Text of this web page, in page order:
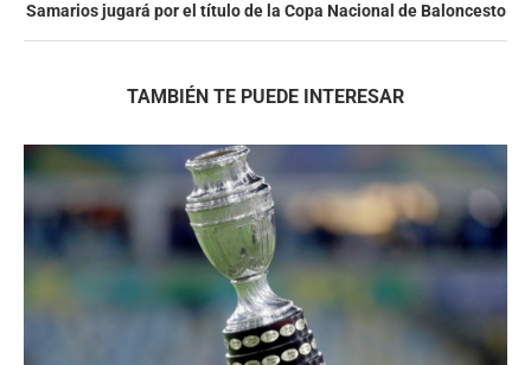
Samarios jugará por el título de la Copa Nacional de Baloncesto
TAMBIÉN TE PUEDE INTERESAR